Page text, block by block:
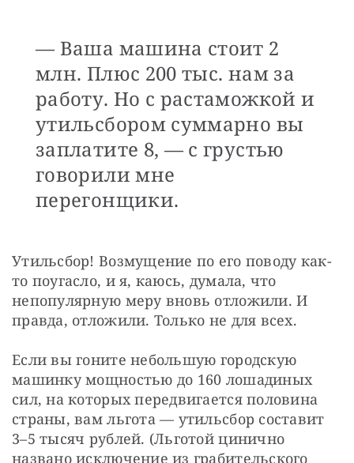
— Ваша машина стоит 2
млн. Плюс 200 тыс. нам за
работу. Но с растаможкой и
утильсбором суммарно вы
заплатите 8, — с грустью
говорили мне
перегонщики.
Утильсбор! Возмущение по его поводу как-
то поугасло, и я, каюсь, думала, что
непопулярную меру вновь отложили. И
правда, отложили. Только не для всех.
Если вы гоните небольшую городскую
машинку мощностью до 160 лошадиных
сил, на которых передвигается половина
страны, вам льгота — утильсбор составит
3–5 тысяч рублей. (Льготой цинично
названо исключение из грабительского